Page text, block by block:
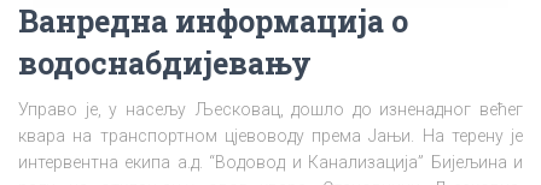
Ванредна информација о
водоснабдијевању
Управо је, у насељу Љесковац, дошло до изненадног већег
квара на транспортном цјевоводу према Јањи. На терену је
интервентна екипа а.д. “Водовод и Канализација” Бијељина и